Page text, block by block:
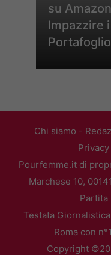
su
Impazzire
Chi siamo -
Pourfemme.it di
Marchese 10,
Partita
Testata
Roma con
Copyright